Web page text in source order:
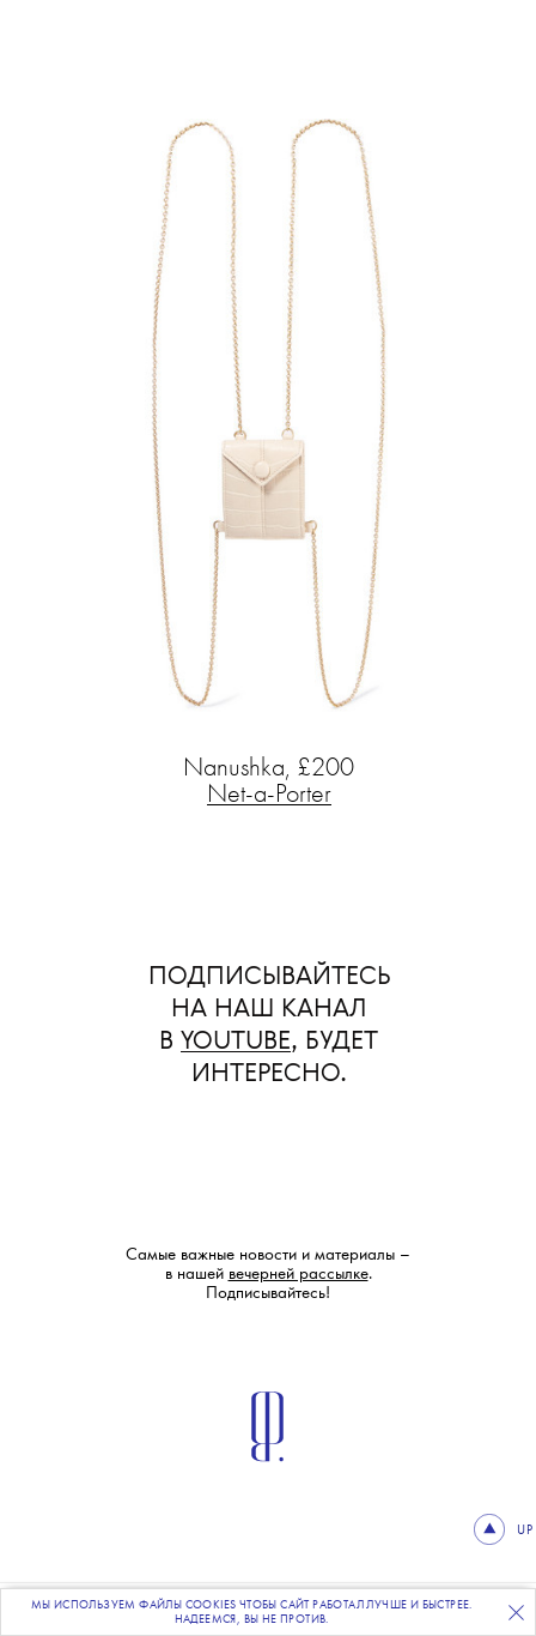
ПОДПИСЫВАЙТЕСЬНА НАШУ ВЕЧЕРНЮЮ РАССЫЛКУ
Nanushka, £200
Net-a-Porter
ПОДПИСЫВАЙТЕСЬ
НА НАШ КАНАЛ
В YOUTUBE, БУДЕТ
ИНТЕРЕСНО.
Самые важные новости и материалы –
в нашей вечерней рассылке.
Подписывайтесь!
UP
ЧИТАЙТЕ ТАКЖЕ
МЫ ИСПОЛЬЗУЕМ ФАЙЛЫ COOKIES ЧТОБЫ САЙТ РАБОТАЛ ЛУЧШЕ И БЫСТРЕЕ.
НАДЕЕМСЯ, ВЫ НЕ ПРОТИВ.